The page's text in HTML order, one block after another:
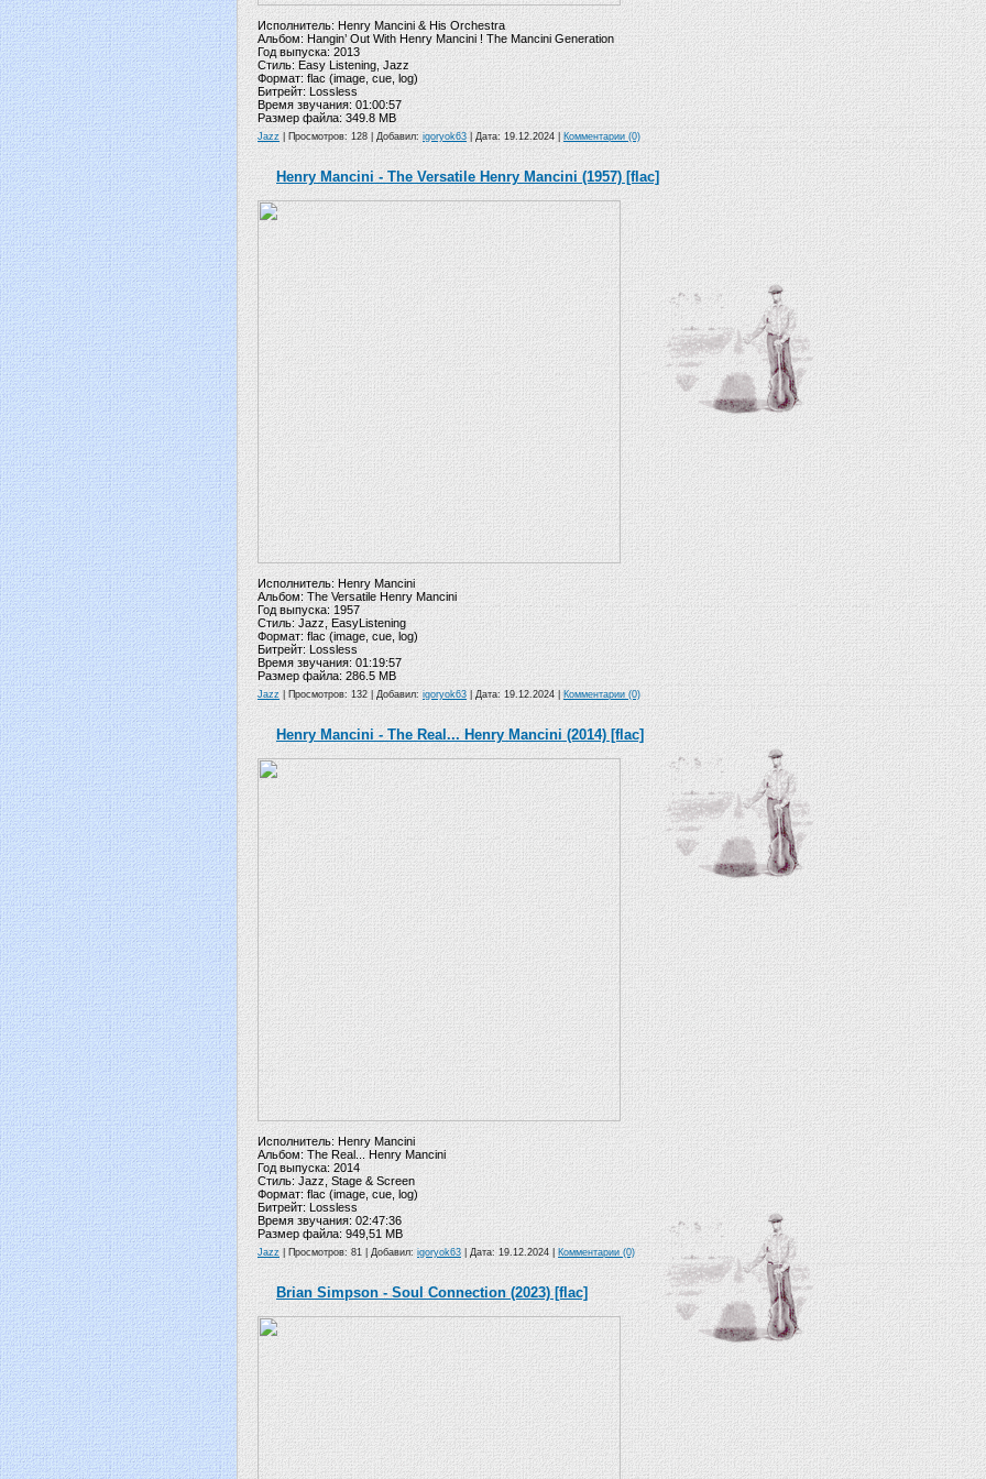
Исполнитель: Henry Mancini & His Orchestra
Альбом: Hangin’ Out With Henry Mancini ! The Mancini Generation
Год выпуска: 2013
Стиль: Easy Listening, Jazz
Формат: flac (image, cue, log)
Битрейт: Lossless
Время звучания: 01:00:57
Размер файла: 349.8 MB
Jazz | Просмотров: 128 | Добавил: igoryok63| Дата:19.12.2024| Комментарии (0)
Henry Mancini - The Versatile Henry Mancini (1957) [flac]
Исполнитель: Henry Mancini
Альбом: The Versatile Henry Mancini
Год выпуска: 1957
Стиль: Jazz, EasyListening
Формат: flac (image, cue, log)
Битрейт: Lossless
Время звучания: 01:19:57
Размер файла: 286.5 MB
Jazz | Просмотров: 132 | Добавил:igoryok63 | Дата: 19.12.2024|Комментарии (0)
Henry Mancini - The Real... Henry Mancini (2014) [flac]
Исполнитель: Henry Mancini
Альбом: The Real... Henry Mancini
Год выпуска: 2014
Стиль: Jazz, Stage & Screen
Формат: flac (image, cue, log)
Битрейт: Lossless
Время звучания: 02:47:36
Размер файла: 949,51 MB
Jazz | Просмотров: 81 | Добавил:igoryok63 | Дата:19.12.2024 Комментарии (0)
Brian Simpson - Soul Connection (2023) [flac]